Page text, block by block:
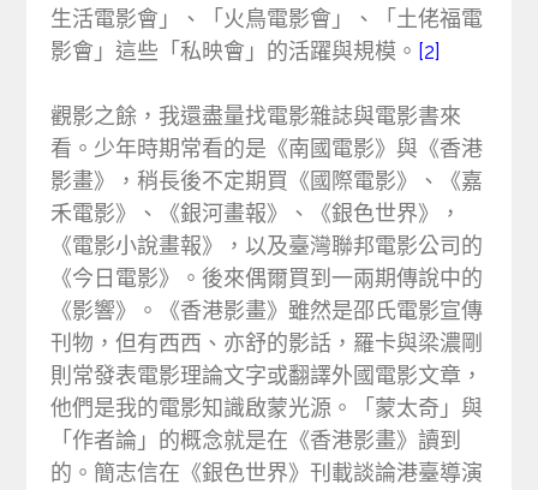
生活電影會」、「火鳥電影會」、「土佬福電
影會」這些「私映會」的活躍與規模。 [2]
觀影之餘，我還盡量找電影雜誌與電影書來
看。少年時期常看的是《南國電影》與《香港
影畫》，稍長後不定期買《國際電影》、《嘉
禾電影》、《銀河畫報》、《銀色世界》，
《電影小說畫報》，以及臺灣聯邦電影公司的
《今日電影》。後來偶爾買到一兩期傳說中的
《影響》。《香港影畫》雖然是邵氏電影宣傳
刊物，但有西西、亦舒的影話，羅卡與梁濃剛
則常發表電影理論文字或翻譯外國電影文章，
他們是我的電影知識啟蒙光源。「蒙太奇」與
「作者論」的概念就是在《香港影畫》讀到
的。簡志信在《銀色世界》刊載談論港臺導演